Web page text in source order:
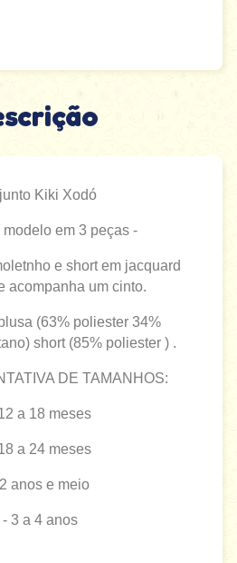
Kiki Xodó
modelo em 3 peças -
e short em jacquard
acompanha um cinto.
(63% poliester 34%
short (85% poliester ) .
DE TAMANHOS:
a 18 meses
a 24 meses
anos e meio
- 3 a 4 anos